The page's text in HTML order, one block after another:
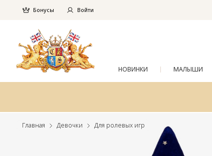
Бонусы Войти
НОВИНКИ МАЛЫШИ
Главная Девочки Для ролевых игр